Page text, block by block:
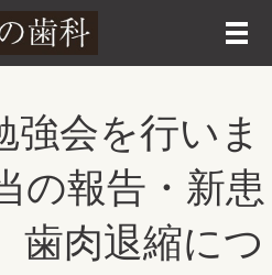
メ
会を行いま
の報告・新患
歯肉退縮につ